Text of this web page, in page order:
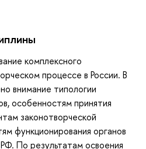
комплексного
процессе в России. В
внимание типологии
особенностям принятия
законотворческой
функционирования органов
По результатам освоения